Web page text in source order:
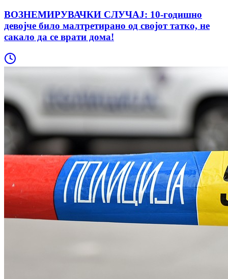
ВОЗНЕМИРУВАЧКИ СЛУЧАЈ: 10-годишно
девојче било малтретирано од својот татко, не
сакало да се врати дома!